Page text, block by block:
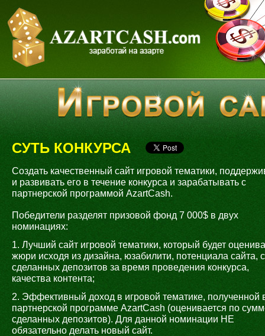
СУТЬ КОНКУРСА
Создать качественный сайт игровой тематики,
и развивать его в течение конкурса и зарабатывать с
партнерской программой AzartCash.
Победители разделят призовой фонд 7 000$ в двух
номинациях:
1. Лучший сайт игровой тематики, который будет
жюри исходя из дизайна, юзабилити, потенциала сайта,
сделанных депозитов за время проведения конкурса,
качества контента;
2. Эффективный доход в игровой тематике, полученной
партнерской программе AzartCash (оценивается по
сделанных депозитов). Для данной номинации НЕ
обязательно делать новый сайт.